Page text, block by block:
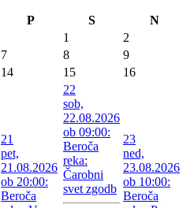
P S
N
1
2
7 8
9
14 15 16
21
pet,
21.08.2026
ob 20:00:
Beroča
22
sob,
22.08.2026
ob 09:00:
Beroča
reka:
Čarobni
svet zgodb
23
ned,
23.08.2026
ob 10:00:
Beroča